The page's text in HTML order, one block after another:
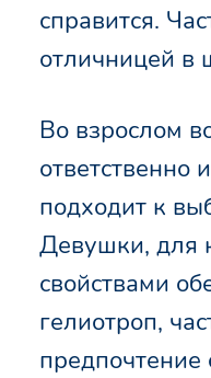
справится.
отличницей в
Во взрослом
ответственно
подходит к
Девушки, для
свойствами
гелиотроп,
предпочтение